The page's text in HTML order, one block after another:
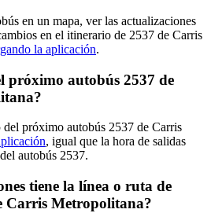
en un mapa, ver las actualizaciones
en el itinerario de 2537 de Carris
la aplicación.
próximo autobús 2537 de
del próximo autobús 2537 de Carris
, igual que la hora de salidas
autobús 2537.
tiene la línea o ruta de
Carris Metropolitana?